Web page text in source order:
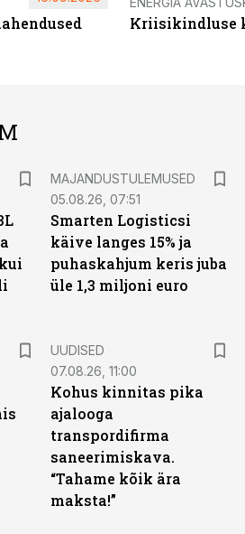
Kriisikindluse
MAJANDUSTULEMUSED
05.08.26, 07:51
Smarten Logisticsi
käive langes 15% ja
puhaskahjum keris juba
üle 1,3 miljoni euro
UUDISED
07.08.26, 11:00
Kohus kinnitas pika
ajalooga
transpordifirma
saneerimiskava.
“Tahame kõik ära
maksta!”